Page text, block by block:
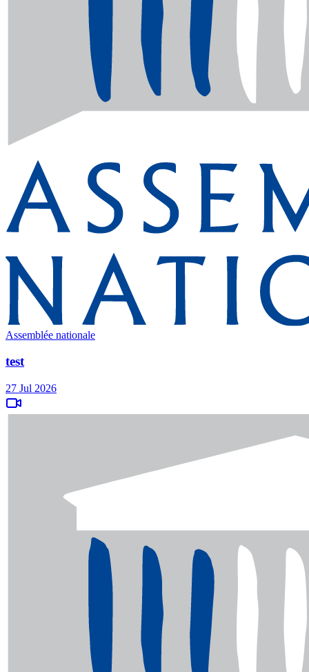
Assemblée nationale
test
27 Jul 2026